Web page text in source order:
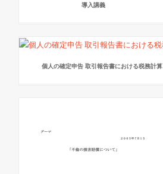
導入講義
個人の確定申告 取引報告書における税務計算